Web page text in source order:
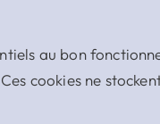
au bon
cookies ne